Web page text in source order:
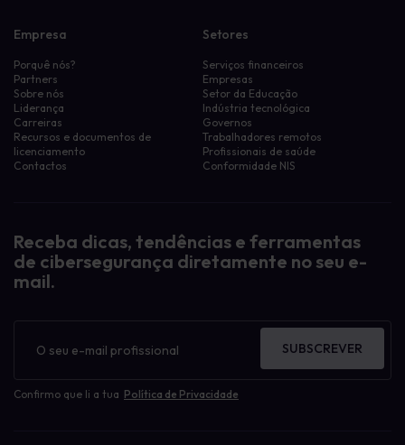
Empresa
Porquê nós?
Partners
Sobre nós
Liderança
Carreiras
Recursos e documentos de
licenciamento
Contactos
Setores
Serviços financeiros
Empresas
Setor da Educação
Indústria tecnológica
Governos
Trabalhadores remotos
Profissionais de saúde
Conformidade NIS
Receba dicas, tendências e ferramentas
de cibersegurança diretamente no seu e-
mail.
informativo
Confirmo que li a tua Política de Privacidade
SUBSCREVER